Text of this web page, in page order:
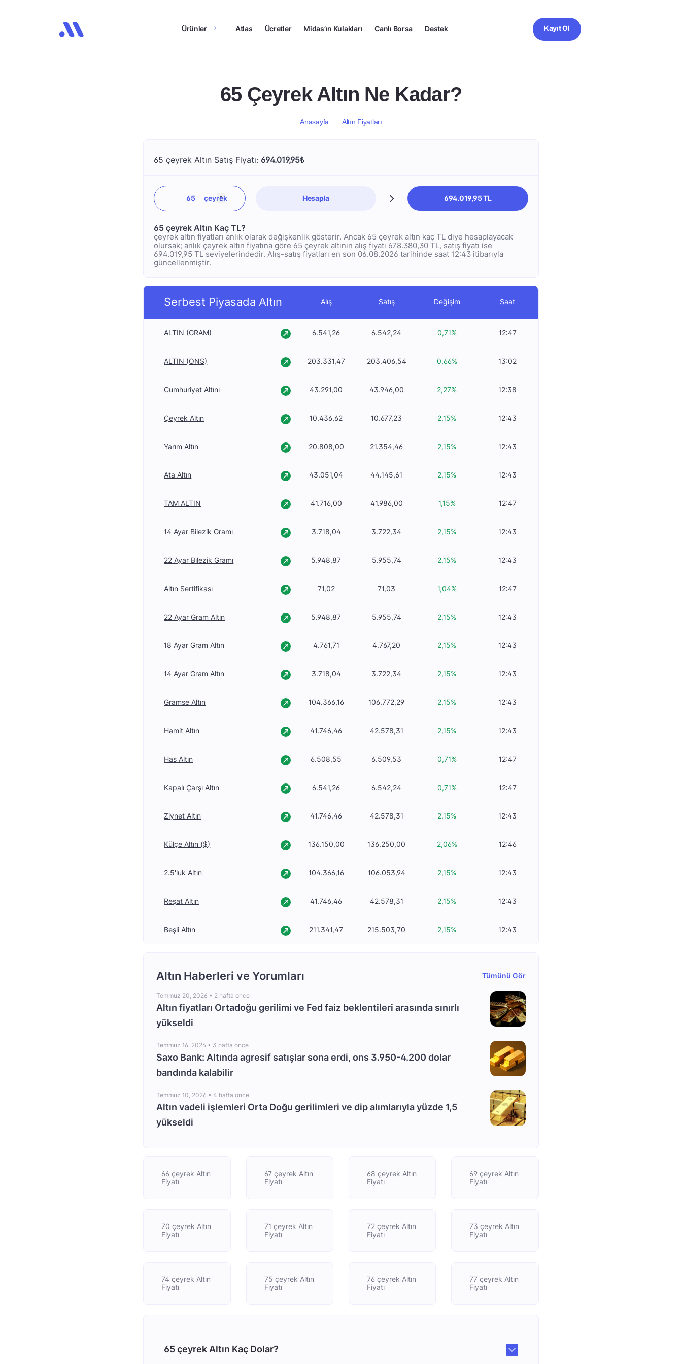
Ürünler Atlas Ücretler Midas’ın Kulakları Canlı Borsa Destek Kayıt Ol
65 Çeyrek Altın Ne Kadar?
Anasayfa Altın Fiyatları
65 çeyrek Altın Satış Fiyatı: 694.019,95₺
Hesapla 694.019,95 TL
65 çeyrek Altın Kaç TL?
çeyrek altın fiyatları anlık olarak değişkenlik gösterir. Ancak 65 çeyrek altın kaç TL diye hesaplayacak
olursak; anlık çeyrek altın fiyatına göre 65 çeyrek altının alış fiyatı 678.380,30 TL, satış fiyatı ise
694.019,95 TL seviyelerindedir. Alış-satış fiyatları en son 06.08.2026 tarihinde saat 12:43 itibarıyla
güncellenmiştir.
Serbest Piyasada Altın Alış Satış Değişim Saat
ALTIN (GRAM) 6.541,26 6.542,24 0,71% 12:47
ALTIN (ONS) 203.331,47 203.406,54 0,66% 13:02
Cumhuriyet Altını 43.291,00 43.946,00 2,27% 12:38
Çeyrek Altın 10.436,62 10.677,23 2,15% 12:43
Yarım Altın 20.808,00 21.354,46 2,15% 12:43
Ata Altın 43.051,04 44.145,61 2,15% 12:43
TAM ALTIN 41.716,00 41.986,00 1,15% 12:47
14 Ayar Bilezik Gramı 3.718,04 3.722,34 2,15% 12:43
22 Ayar Bilezik Gramı 5.948,87 5.955,74 2,15% 12:43
Altın Sertifikası 71,02 71,03 1,04% 12:47
22 Ayar Gram Altın 5.948,87 5.955,74 2,15% 12:43
18 Ayar Gram Altın 4.761,71 4.767,20 2,15% 12:43
14 Ayar Gram Altın 3.718,04 3.722,34 2,15% 12:43
Gramse Altın 104.366,16 106.772,29 2,15% 12:43
Hamit Altın 41.746,46 42.578,31 2,15% 12:43
Has Altın 6.508,55 6.509,53 0,71% 12:47
Kapalı Çarşı Altın 6.541,26 6.542,24 0,71% 12:47
Ziynet Altın 41.746,46 42.578,31 2,15% 12:43
Külçe Altın ($) 136.150,00 136.250,00 2,06% 12:46
2.5'luk Altın 104.366,16 106.053,94 2,15% 12:43
Reşat Altın 41.746,46 42.578,31 2,15% 12:43
Beşli Altın 211.341,47 215.503,70 2,15% 12:43
Altın Haberleri ve Yorumları Tümünü Gör
Temmuz 20, 2026 • 2 hafta once
Altın fiyatları Ortadoğu gerilimi ve Fed faiz beklentileri arasında sınırlı
yükseldi
Temmuz 16, 2026 • 3 hafta once
Saxo Bank: Altında agresif satışlar sona erdi, ons 3.950-4.200 dolar
bandında kalabilir
Temmuz 10, 2026 •4 hafta once
Altın vadeli işlemleri Orta Doğu gerilimleri ve dip alımlarıyla yüzde 1,5
yükseldi
66 çeyrek Altın
Fiyatı
67 çeyrek Altın
Fiyatı
68 çeyrek Altın
Fiyatı
69 çeyrek Altın
Fiyatı
70 çeyrek Altın
Fiyatı
71 çeyrek Altın
Fiyatı
72 çeyrek Altın
Fiyatı
73 çeyrek Altın
Fiyatı
74 çeyrek Altın
Fiyatı
75 çeyrek Altın
Fiyatı
76 çeyrek Altın
Fiyatı
77 çeyrek Altın
Fiyatı
65 çeyrek Altın Kaç Dolar?